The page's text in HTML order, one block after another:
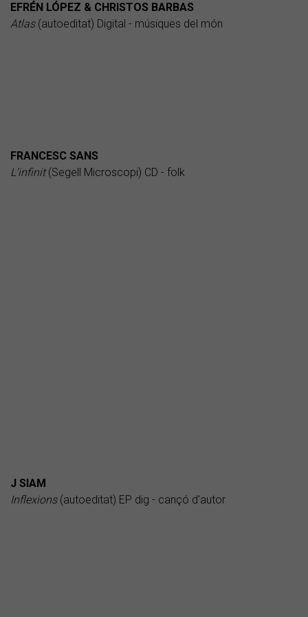
EFRÉN LÓPEZ & CHRISTOS BARBAS
Atlas(autoeditat) Digital - músiques del món
FRANCESC SANS
L'infinit(Segell Microscopi) CD - folk
J SIAM
Inflexions(autoeditat) EP dig - cançó d'autor